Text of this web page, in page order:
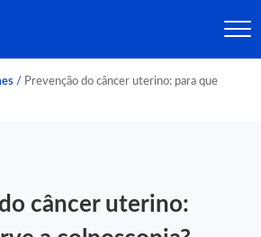
/ Prevenção do câncer uterino: para que
câncer uterino: